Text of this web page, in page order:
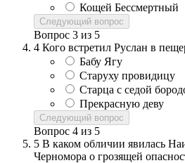
Кощей Бессмертный
Следующий вопрос
Вопрос 3 из 5
4 Кого встретил Руслан в
Бабу Ягу
Старуху провидицу
Старца с седой
Прекрасную деву
Следующий вопрос
Вопрос 4 из 5
5 В каком обличии явилась
Черномора о грозящей